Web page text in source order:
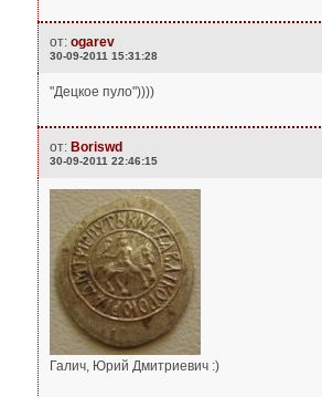
от: ogarev
30-09-2011 15:31:28
"Децкое пуло"))))
от: Boriswd
30-09-2011 22:46:15
Галич, Юрий Дмитриевич :)